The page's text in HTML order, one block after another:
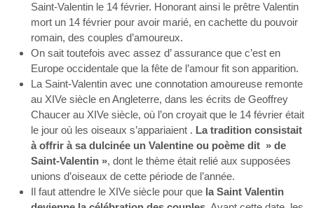
Saint-Valentin le 14 février. Honorant ainsi le prêtre Valentin
mort un 14 février pour avoir marié, en cachette du pouvoir
romain, des couples d’amoureux.
On sait toutefois avec assez d’ assurance que c’est en
Europe occidentale que la fête de l’amour fit son apparition.
La Saint-Valentin avec une connotation amoureuse remonte
au XIVe siècle en Angleterre, dans les écrits de Geoffrey
Chaucer au XIVe siècle, où l’on croyait que le 14 février était
le jour où les oiseaux s’appariaient . La tradition consistait
à offrir à sa dulcinée un Valentine ou poème dit » de
Saint-Valentin », dont le thème était relié aux supposées
unions d’oiseaux de cette période de l’année.
Il faut attendre le XIVe siècle pour que la Saint Valentin